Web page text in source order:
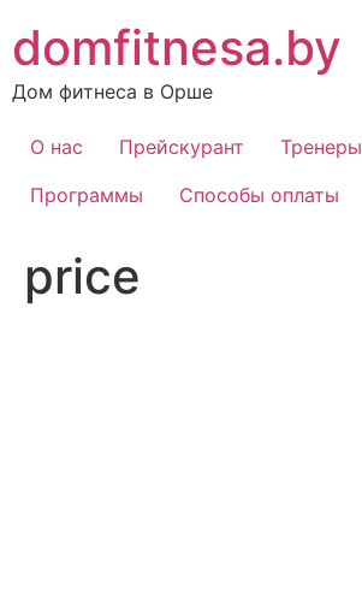
содержимому
domfitnesa.by
Дом фитнеса в Орше
О нас Прейскурант
Тренеры
Программы
Способы оплаты
price